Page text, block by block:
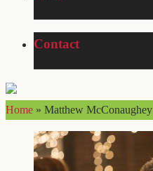
Contact
Home » Matthew McConaughey